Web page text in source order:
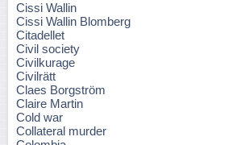
Cissi Wallin
Cissi Wallin Blomberg
Citadellet
Civil society
Civilkurage
Civilrätt
Claes Borgström
Claire Martin
Cold war
Collateral murder